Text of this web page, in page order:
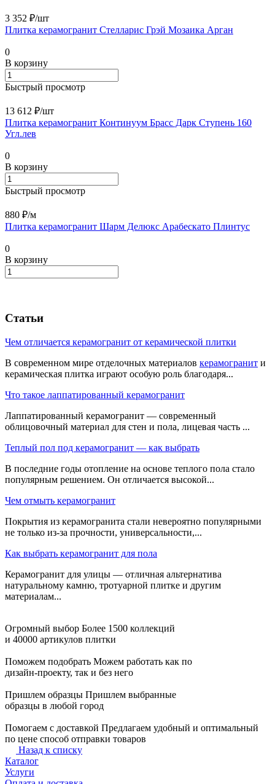
3 352 ₽/шт
Плитка керамогранит Стелларис Грэй Мозаика Арган
0
В корзину
Быстрый просмотр
13 612 ₽/шт
Плитка керамогранит Континуум Брасс Дарк Ступень 160
Угл.лев
0
В корзину
Быстрый просмотр
880 ₽/м
Плитка керамогранит Шарм Делюкс Арабескато Плинтус
0
В корзину
Статьи
Чем отличается керамогранит от керамической плитки
В современном мире отделочных материалов керамогранит и
керамическая плитка играют особую роль благодаря...
Что такое лаппатированный керамогранит
Лаппатированный керамогранит — современный
облицовочный материал для стен и пола, лицевая часть ...
Теплый пол под керамогранит — как выбрать
В последние годы отопление на основе теплого пола стало
популярным решением. Он отличается высокой...
Чем отмыть керамогранит
Покрытия из керамогранита стали невероятно популярными
не только из-за прочности, универсальности,...
Как выбрать керамогранит для пола
Керамогранит для улицы — отличная альтернатива
натуральному камню, тротуарной плитке и другим
материалам...
Огромный выбор Более 1500 коллекций
и 40000 артикулов плитки
Поможем подобрать Можем работать как по
дизайн-проекту, так и без него
Пришлем образцы Пришлем выбранные
образцы в любой город
Помогаем с доставкой Предлагаем удобный и оптимальный
по цене способ отправки товаров
Назад к списку
Каталог
Услуги